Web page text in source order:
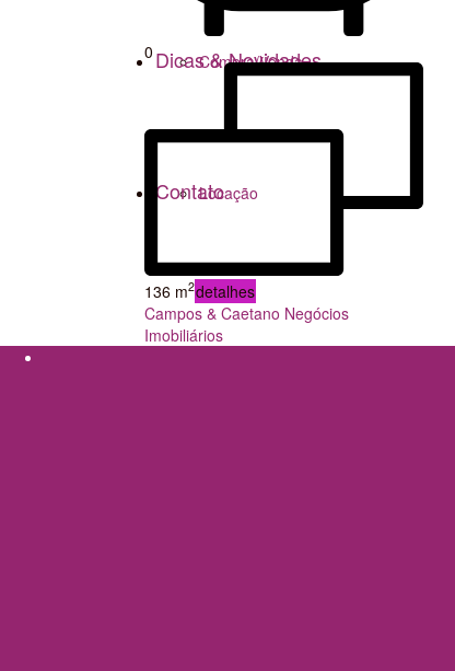
Compra/Venda
Locação
Dicas & Novidades
Contato
0
136 m2detalhes
Campos & Caetano Negócios
Imobiliários